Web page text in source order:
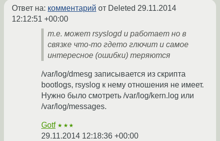
Ответ на: комментарий от Deleted 29.11.2014
12:12:51 +00:00
т.е. может rsyslogd и работает но в
связке что-то гдето глючит и самое
интересное (ошибки) теряются
/var/log/dmesg записывается из скрипта
bootlogs, rsyslog к нему отношения не имеет.
Нужно было смотреть /var/log/kern.log или
/var/log/messages.
Gotf ★★★
29.11.2014 12:18:36 +00:00